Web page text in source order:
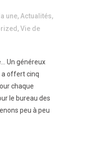
une,Actualités,
,Vie de
Un généreux
a offert cinq
chaque
le bureau des
peu à peu